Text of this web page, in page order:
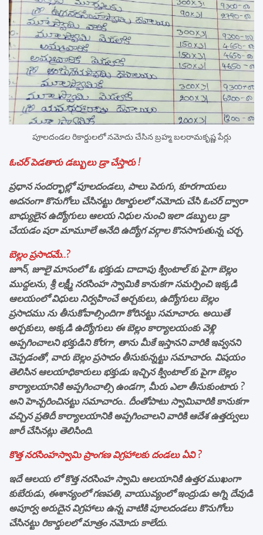
పూలదండల రికార్డులలో నమోదు చేసిన బ్రహ్మ బలరామకృష్ణ పేర్లు
ఓచర్ పెడతారు డబ్బులు డ్రా చేస్తారు !
ప్రధాన సందర్భాల్లో పూలదండలు, పాలు పెరుగు, కూరగాయలు
అదనంగా కొనుగోలు చేసినట్టు రికార్డులలో నమోదు చేసి ఓచర్ ద్వారా
బాధ్యులైన ఉద్యోగులు ఆలయ నిధుల నుంచి ఇలా డబ్బులు డ్రా
చేయడం షరా మామూలే అనేది ఉద్యోగ వర్గాల కొనసాగుతున్న చర్చ.
బెల్లం ప్రసాదమే..?
జూన్, జూలై మాసంలో ఓ భక్తుడు దాదాపు క్వింటాల్ కు పైగా బెల్లం
ముద్దలను, శ్రీ లక్ష్మీ నరసింహ స్వామికి కానుకగా సమర్పించి ఇక్కడి
ఆలయంలో విధులు నిర్వహించే అర్చకులు, ఉద్యోగులు బెల్లం
ప్రసాదము ను తీసుకోవాల్సిందిగా కోరినట్టు సమాచారం. అయితే
అర్చకులు, అక్కడి ఉద్యోగులు ఈ బెల్లం కార్యాలయంకు వెళ్లి
అప్పగించాలని భక్తుడిని కోరగా, తాను మీకే ఇస్తానని వారికి ఇవ్వనని
చెప్పడంతో, వారు బెల్లం ప్రసాదం తీసుకున్నట్టు సమాచారం. విషయం
తెలిసిన ఆలయాధికారులు భక్తుడు ఇచ్చిన క్వింటాల్ కు పైగా బెల్లం
కార్యాలయానికి అప్పగించాల్సి ఉండగా, మీరు ఎలా తీసుకుంటారు ?
అని హెచ్చరించినట్టు సమాచారం.. దీంతోపాటు స్వామివారికి కానుకగా
వచ్చిన ప్రతిదీ కార్యాలయానికి అప్పగించాలని వారికి ఆదేశ ఉత్తర్వులు
జారీ చేసినట్లు తెలిసింది.
కొత్త నరసింహస్వామి ప్రాంగణ విగ్రహాలకు దండలు ఏవి ?
ఇదే ఆలయ లో కొత్త నరసింహ స్వామి ఆలయానికి ఉత్తర ముఖంగా
కుబేరుడు, ఈశాన్యంలో గణపతి, వాయువ్యంలో ఇంద్రుడు అగ్ని దేవుడి
అపూర్వ అరుదైన విగ్రహాలు ఉన్న వాటికి పూలదండలు కొనుగోలు
చేసినట్టు రికార్డులలో మాత్రం నమోదు కాలేదు.